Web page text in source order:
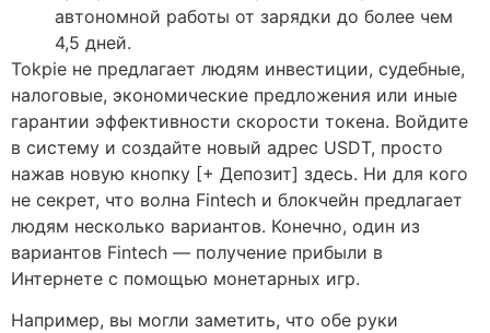
автономной работы от зарядки до более чем
4,5 дней.
Tokpie не предлагает людям инвестиции, судебные,
налоговые, экономические предложения или иные
гарантии эффективности скорости токена. Войдите
в систему и создайте новый адрес USDT, просто
нажав новую кнопку [+ Депозит] здесь. Ни для кого
не секрет, что волна Fintech и блокчейн предлагает
людям несколько вариантов. Конечно, один из
вариантов Fintech — получение прибыли в
Интернете с помощью монетарных игр.
Например, вы могли заметить, что обе руки